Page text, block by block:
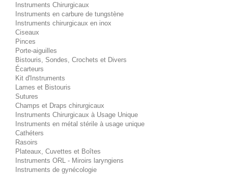
Instruments Chirurgicaux
Instruments en carbure de tungstène
Instruments chirurgicaux en inox
Ciseaux
Pinces
Porte-aiguilles
Bistouris, Sondes, Crochets et Divers
Écarteurs
Kit d'Instruments
Lames et Bistouris
Sutures
Champs et Draps chirurgicaux
Instruments Chirurgicaux à Usage Unique
Instruments en métal stérile à usage unique
Cathéters
Rasoirs
Plateaux, Cuvettes et Boîtes
Instruments ORL - Miroirs laryngiens
Instruments de gynécologie